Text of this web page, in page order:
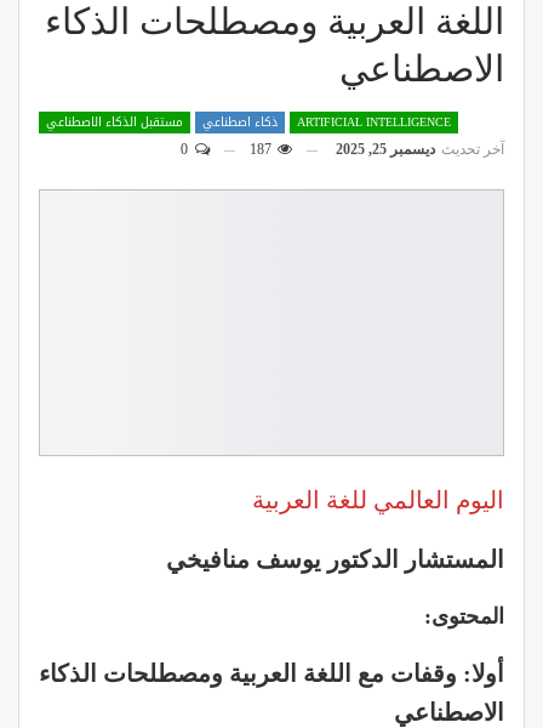
اللغة العربية ومصطلحات الذكاء
الاصطناعي
ARTIFICIAL INTELLIGENCE ذكاء اصطناعي مستقبل الذكاء الاصطناعي
آخر تحديث ديسمبر 25, 2025
‏اليوم العالمي للغة العربية
المستشار الدكتور يوسف منافيخي
المحتوى:
أولا: وقفات مع اللغة العربية ومصطلحات الذكاء
الاصطناعي